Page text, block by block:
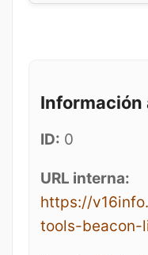
Información
ID: 0
URL interna:
https://
tools-beacon-